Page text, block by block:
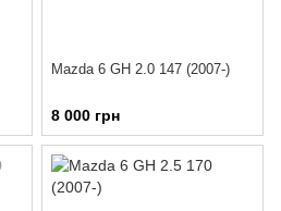
Mazda 6 GH 2.0 147 (2007-)
8 000 грн